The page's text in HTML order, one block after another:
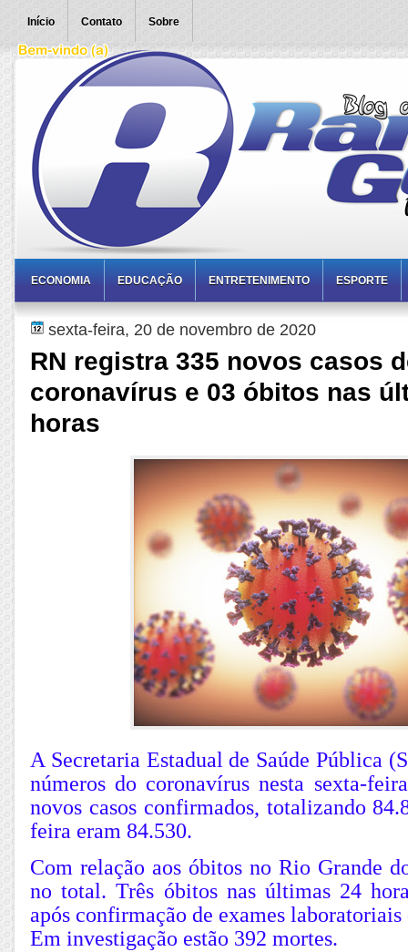
Início Contato Sobre
ECONOMIA EDUCAÇÃO ENTRETENIMENTO ESPORTE
sexta-feira, 20 de novembro de 2020
RN registra 335 novos casos
coronavírus e 03 óbitos nas
horas
A Secretaria Estadual de Saúde Pública
números do coronavírus nesta sexta-
novos casos confirmados, totalizando
feira eram 84.530.
Com relação aos óbitos no Rio Grande
no total. Três óbitos nas últimas 24
após confirmação de exames laboratoriais
Em investigação estão 392 mortes.